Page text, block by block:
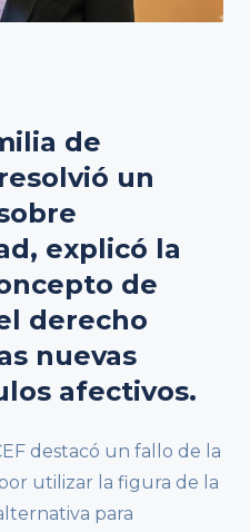
de
un
explicó la
de
derecho
nuevas
afectivos.
destacó un fallo de la
utilizar la figura de la
para